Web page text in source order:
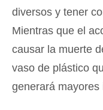
diversos y tener
Mientras que el
causar la muerte
vaso de plástico
generará mayores